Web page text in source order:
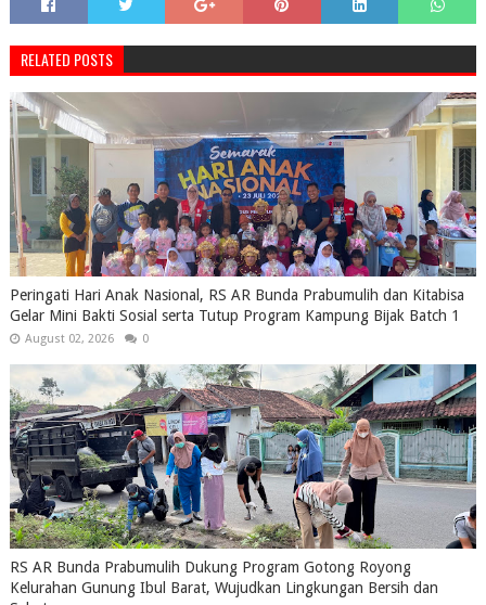
RELATED POSTS
Peringati Hari Anak Nasional, RS AR Bunda Prabumulih dan Kitabisa
Gelar Mini Bakti Sosial serta Tutup Program Kampung Bijak Batch 1
August 02, 2026 0
RS AR Bunda Prabumulih Dukung Program Gotong Royong
Kelurahan Gunung Ibul Barat, Wujudkan Lingkungan Bersih dan